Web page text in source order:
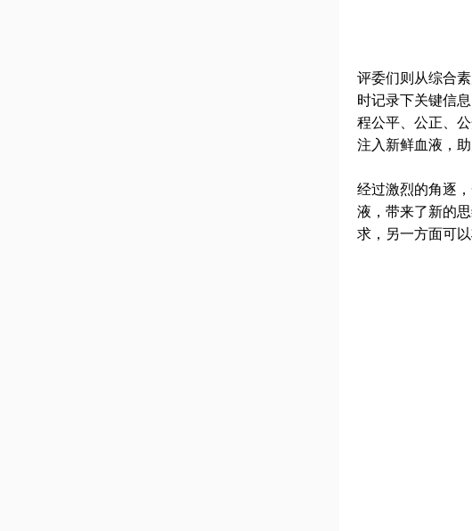
评委们则从综合
时记录下关键信
程公平、公正、
注入新鲜血液，
经过激烈的角逐
液，带来了新的
求，另一方面可